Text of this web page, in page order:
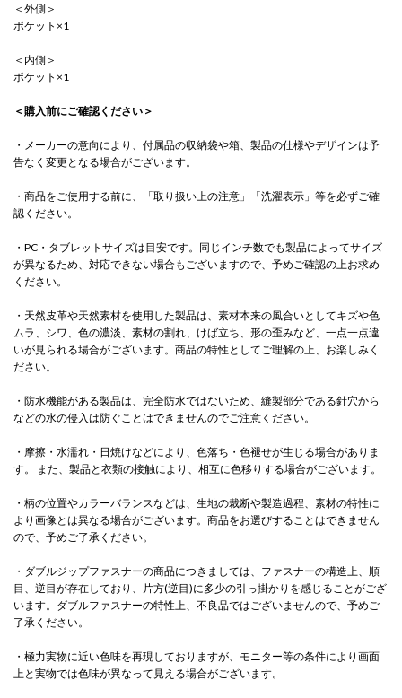
＜外側＞
ポケット×1
＜内側＞
ポケット×1
＜購入前にご確認ください＞
・メーカーの意向により、付属品の収納袋や箱、製品の仕様やデザインは予
告なく変更となる場合がございます。
・商品をご使用する前に、「取り扱い上の注意」「洗濯表示」等を必ずご確
認ください。
・PC・タブレットサイズは目安です。同じインチ数でも製品によってサイズ
が異なるため、対応できない場合もございますので、予めご確認の上お求め
ください。
・天然皮革や天然素材を使用した製品は、素材本来の風合いとしてキズや色
ムラ、シワ、色の濃淡、素材の割れ、けば立ち、形の歪みなど、一点一点違
いが見られる場合がございます。商品の特性としてご理解の上、お楽しみく
ださい。
・防水機能がある製品は、完全防水ではないため、縫製部分である針穴から
などの水の侵入は防ぐことはできませんのでご注意ください。
・摩擦・水濡れ・日焼けなどにより、色落ち・色褪せが生じる場合がありま
す。 また、製品と衣類の接触により、相互に色移りする場合がございます。
・柄の位置やカラーバランスなどは、生地の裁断や製造過程、素材の特性に
より画像とは異なる場合がございます。商品をお選びすることはできません
ので、予めご了承ください。
・ダブルジップファスナーの商品につきましては、ファスナーの構造上、順
目、逆目が存在しており、片方(逆目)に多少の引っ掛かりを感じることがござ
います。ダブルファスナーの特性上、不良品ではございませんので、予めご
了承ください。
・極力実物に近い色味を再現しておりますが、モニター等の条件により画面
上と実物では色味が異なって見える場合がございます。